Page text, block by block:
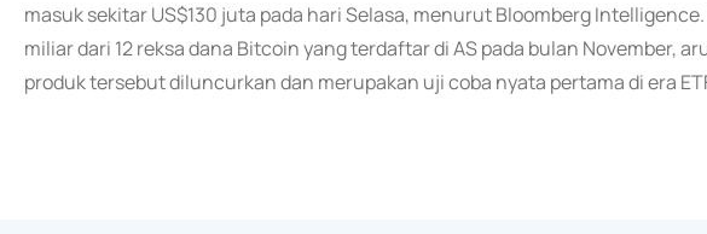
masuk sekitar US$130 juta pada hari Selasa, menurut Bloomberg
miliar dari 12 reksa dana Bitcoin yang terdaftar di AS pada bulan November,
produk tersebut diluncurkan dan merupakan uji coba nyata pertama di era